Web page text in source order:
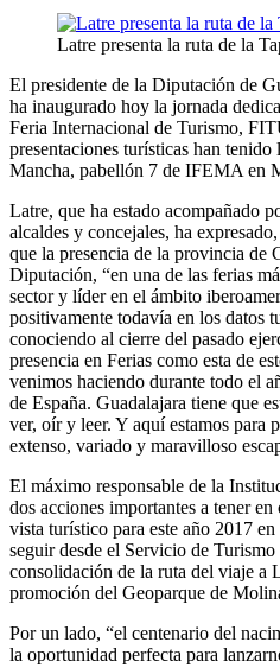
Latre presenta la ruta de la
El presidente de la Diputación de
ha inaugurado hoy la jornada
Feria Internacional de Turismo,
presentaciones turísticas han
Mancha, pabellón 7 de IFEMA en
Latre, que ha estado acompañado
alcaldes y concejales, ha
que la presencia de la provincia de
Diputación, “en una de las ferias
sector y líder en el ámbito
positivamente todavía en los datos
conociendo al cierre del pasado
presencia en Ferias como esta de
venimos haciendo durante todo el
de España. Guadalajara tiene que
ver, oír y leer. Y aquí estamos para
extenso, variado y maravilloso
El máximo responsable de la
dos acciones importantes a tener
vista turístico para este año 2017
seguir desde el Servicio de
consolidación de la ruta del viaje a
promoción del Geoparque de
Por un lado, “el centenario del
la oportunidad perfecta para